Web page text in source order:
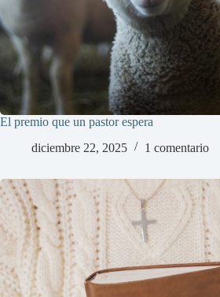
El premio que un pastor espera
diciembre 22, 2025
1 comentario